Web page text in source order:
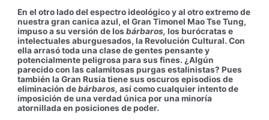
En el otro lado del espectro ideológico y al otro extremo de
nuestra gran canica azul, el Gran Timonel Mao Tse Tung,
impuso a su versión de losbárbaros,los burócratas e
intelectuales aburguesados, la Revolución Cultural. Con
ella arrasó toda una clase de gentes pensante y
potencialmente peligrosa para sus fines. ¿Algún
parecido con las calamitosas purgas estalinistas? Pues
también la Gran Rusia tiene sus oscuros episodios de
eliminación debárbaros,así como cualquier intento de
imposición de una verdad única por una minoría
atornillada en posiciones de poder.